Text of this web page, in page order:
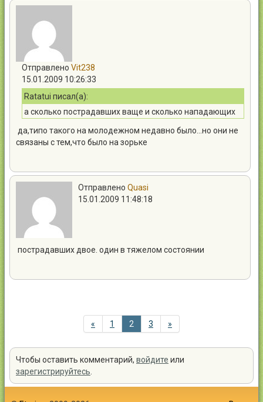
Отправлено Vit238
15.01.2009 10:26:33
Ratatui писал(а):
а сколько пострадавших ваще и сколько нападающих
да,типо такого на молодежном недавно было…но они не
связаны с тем,что было на зорьке
Отправлено Quasi
15.01.2009 11:48:18
пострадавших двое. один в тяжелом состоянии
« 1 2 3 »
Чтобы оставить комментарий, войдите или
зарегистрируйтесь.